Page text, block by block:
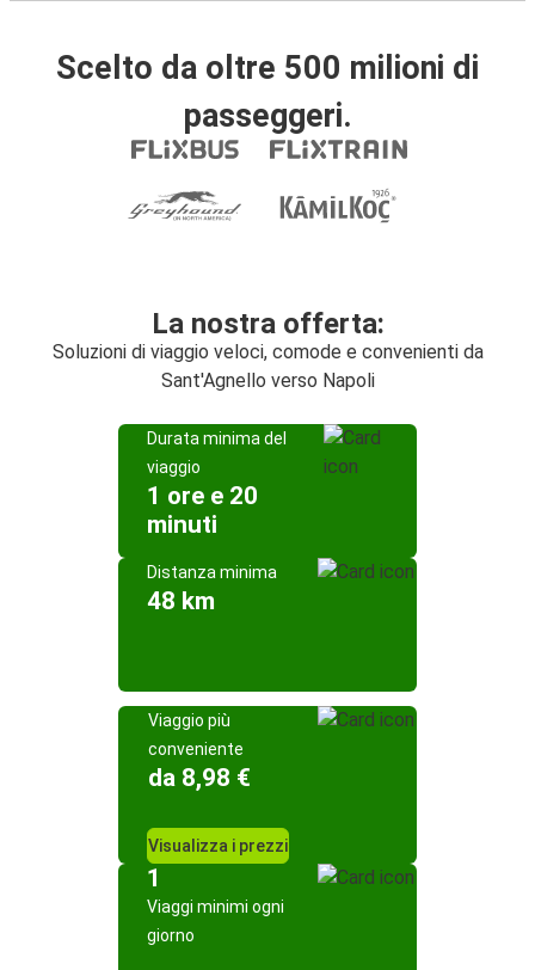
Scelto da oltre 500 milioni di
passeggeri.
La nostra offerta:
Soluzioni di viaggio veloci, comode e convenienti da
Sant'Agnello verso Napoli
Durata minima del
viaggio
1 ore e 20
minuti
Distanza minima
48 km
Viaggio più
conveniente
da 8,98 €
Visualizza i prezzi
1
Viaggi minimi ogni
giorno